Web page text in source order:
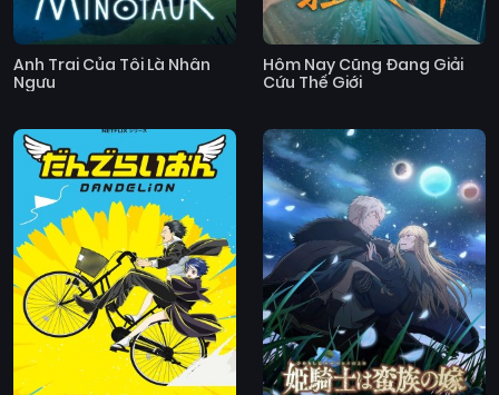
Anh Trai Của Tôi Là Nhân
Ngưu
Hôm Nay Cũng Đang Giải
Cứu Thế Giới